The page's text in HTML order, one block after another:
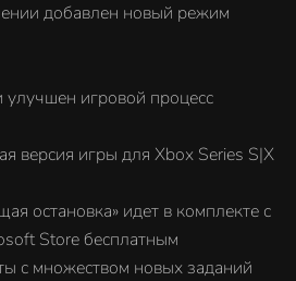
добавлен новый режим
игровой процесс
версия игры для Xbox Series S|X
остановка» идет в комплекте с
Store бесплатным
с множеством новых заданий